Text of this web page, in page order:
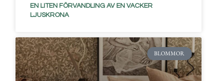
EN LITEN FÖRVANDLING AV EN VACKER
LJUSKRONA
BLOMMOR